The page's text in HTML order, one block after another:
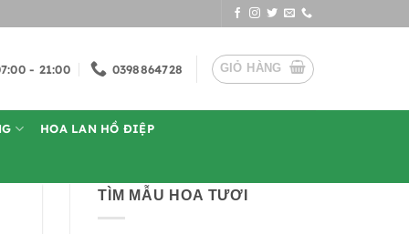
- 21:00 0398864728 GIỎ HÀNG
HOA LAN HỒ ĐIỆP
TÌM MẪU HOA TƯƠI